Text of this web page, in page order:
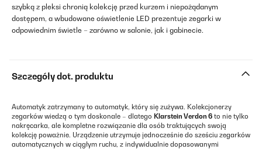
szybką z pleksi chronią kolekcję przed kurzem i niepożądanym
dostępem, a wbudowane oświetlenie LED prezentuje zegarki w
odpowiednim świetle – zarówno w salonie, jak i gabinecie.
Szczegóły dot. produktu
Automatyk zatrzymany to automatyk, który się zużywa. Kolekcjonerzy
zegarków wiedzą o tym doskonale – dlatego Klarstein Verdon 6 to nie tylko
nakręcarka, ale kompletne rozwiązanie dla osób traktujących swoją
kolekcję poważnie. Urządzenie utrzymuje jednocześnie do sześciu zegarków
automatycznych w ciągłym ruchu, z indywidualnie dopasowanymi